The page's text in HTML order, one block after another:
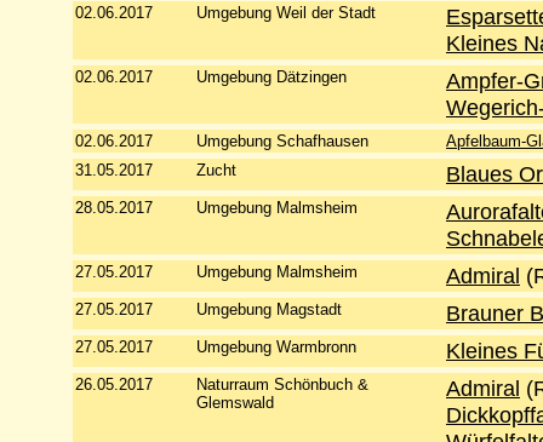
02.06.2017 Umgebung Weil der Stadt
Kleines
02.06.2017 Umgebung Dätzingen
Ampfer-
02.06.2017 Umgebung Schafhausen
Apfelbaum-
31.05.2017
Zucht Blaues
28.05.2017 Umgebung Malmsheim
27.05.2017 Umgebung Malmsheim Admiral
27.05.2017 Umgebung Magstadt Brauner
27.05.2017 Umgebung Warmbronn Kleines
26.05.2017
Naturraum Schönbuch &
Glemswald
Admiral